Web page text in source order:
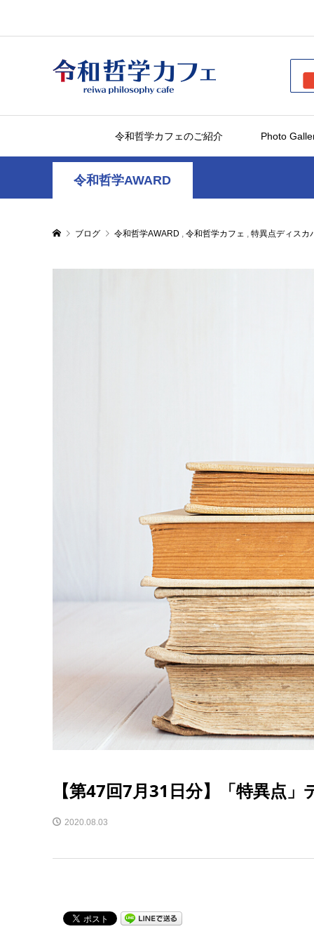
令和哲学カフェのご紹介 Photo
令和哲学AWARD
ブログ 令和哲学AWARD , 令和哲学カフェ , 特異点ディスカ
【第47回7月31日分】「特異点
2020.08.03